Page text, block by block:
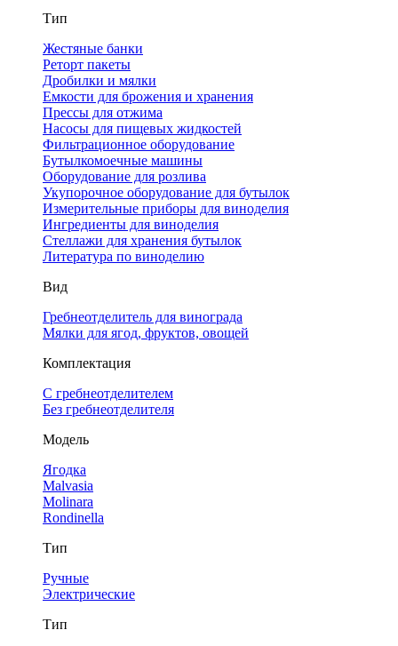
Тип
Жестяные банки
Реторт пакеты
Дробилки и мялки
Емкости для брожения и хранения
Прессы для отжима
Насосы для пищевых жидкостей
Фильтрационное оборудование
Бутылкомоечные машины
Оборудование для розлива
Укупорочное оборудование для бутылок
Измерительные приборы для виноделия
Ингредиенты для виноделия
Стеллажи для хранения бутылок
Литература по виноделию
Вид
Гребнеотделитель для винограда
Мялки для ягод, фруктов, овощей
Комплектация
С гребнеотделителем
Без гребнеотделителя
Модель
Ягодка
Malvasia
Molinara
Rondinella
Тип
Ручные
Электрические
Тип